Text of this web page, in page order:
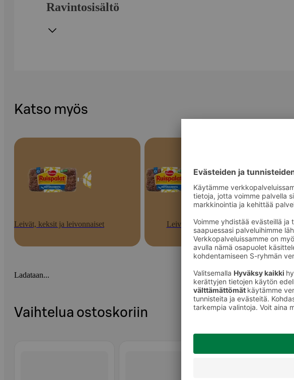
Ravintosisältö
Katso myös
Leivät, keksit ja leivonnaiset Leivät
Ladataan...
Vaihtelua ostoskoriin